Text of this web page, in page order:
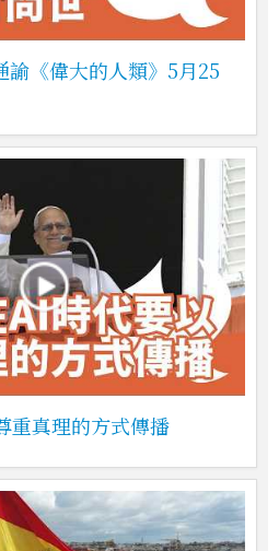
諭《偉大的人類》5月25
重真理的方式傳播